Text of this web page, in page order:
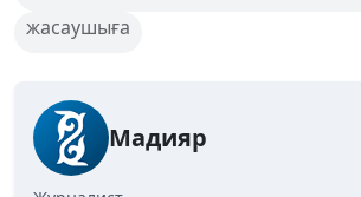
жасаушыға
Мадияр